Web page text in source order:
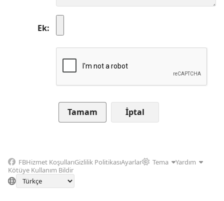
Ek
İptal
FBHizmet KoşullarıGizlilik PolitikasıAyarlar Tema
Yardım
Kötüye Kullanım Bildir